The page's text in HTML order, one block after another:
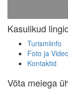
Kasulikud
Turismiinfo
Foto ja Video
Kontaktid
Võta meiega